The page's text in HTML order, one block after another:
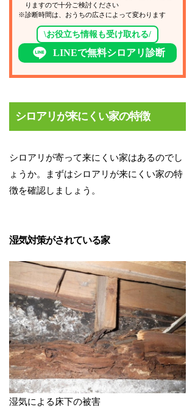
りますので十分ご検討ください
※診断時間は、おうちの広さによって変わります
\お役立ち情報も受け取れる/
LINEで無料シロアリ診断
シロアリが来にくい家の特徴
シロアリが寄って来にくい家はあるのでし
ょうか。まずはシロアリが来にくい家の特
徴を確認しましょう。
湿気対策がされている家
湿気による床下の被害